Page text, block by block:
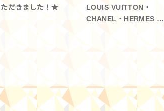
ただきました！★
LOUIS VUITTON・
CHANEL・HERMES …